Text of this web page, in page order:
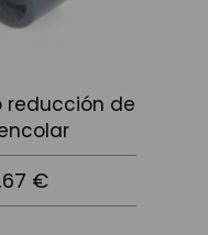
reducción de
€